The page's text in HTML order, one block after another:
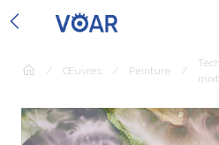
/ Œuvres / Peinture /